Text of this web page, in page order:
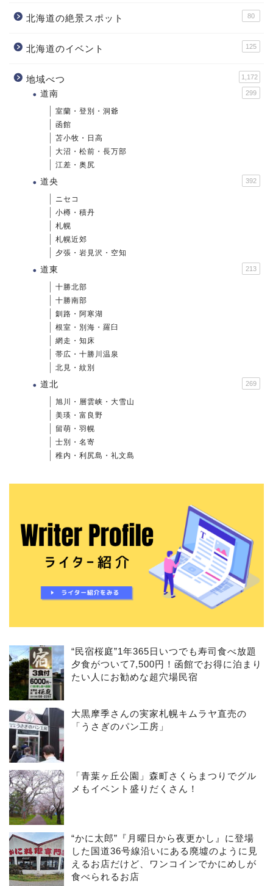
北海道の絶景スポット 80
北海道のイベント 125
地域べつ 1,172
道南 299
室蘭・登別・洞爺
函館
苫小牧・日高
大沼・松前・長万部
江差・奥尻
道央 392
ニセコ
小樽・積丹
札幌
札幌近郊
夕張・岩見沢・空知
道東 213
十勝北部
十勝南部
釧路・阿寒湖
根室・別海・羅臼
網走・知床
帯広・十勝川温泉
北見・紋別
道北 269
旭川・層雲峡・大雪山
美瑛・富良野
留萌・羽幌
士別・名寄
稚内・利尻島・礼文島
“民宿桜庭”1年365日いつでも寿司食べ放題
夕食がついて7,500円！函館でお得に泊まり
たい人にお勧めな超穴場民宿
大黒摩季さんの実家札幌キムラヤ直売の
「うさぎのパン工房」
「青葉ヶ丘公園」森町さくらまつりでグル
メもイベント盛りだくさん！
“かに太郎”『月曜日から夜更かし』に登場
した国道36号線沿いにある廃墟のように見
えるお店だけど、ワンコインでかにめしが
食べられるお店